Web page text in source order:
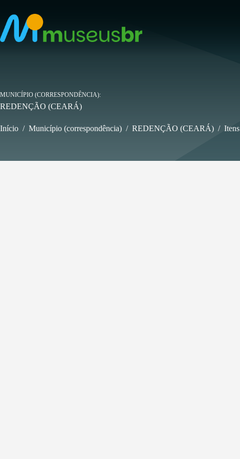
para
conteúdo
MUNICÍPIO (CORRESPONDÊNCIA)
REDENÇÃO (CEARÁ)
Início / Município (correspondência) / REDENÇÃO (CEARÁ) / Itens